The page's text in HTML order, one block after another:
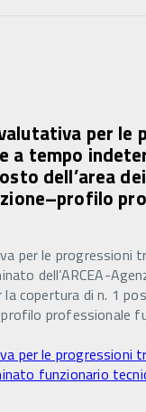
per le
a tempo
dell’area
per le progressioni
dell’ARCEA-
copertura di n. 1
professionale
per le progressioni
funzionario